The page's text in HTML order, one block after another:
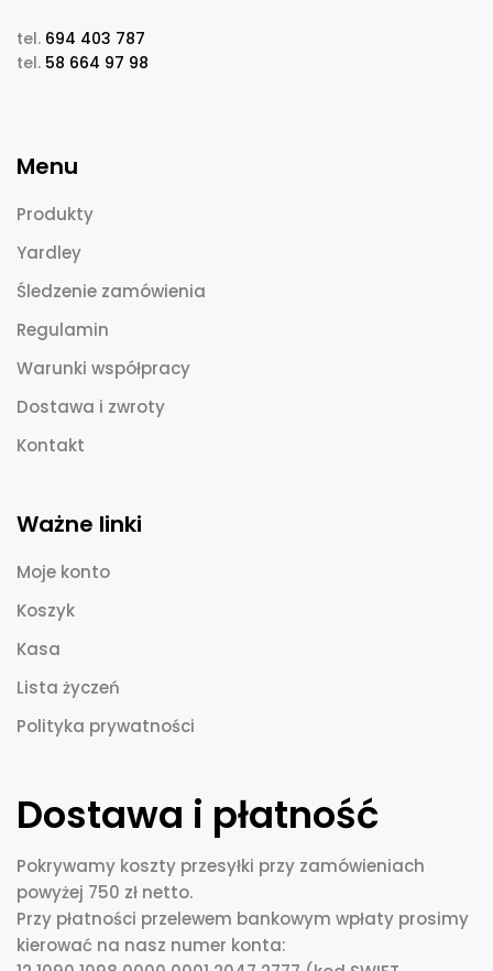
tel. 694 403 787
tel. 58 664 97 98
Menu
Produkty
Yardley
Śledzenie zamówienia
Regulamin
Warunki współpracy
Dostawa i zwroty
Kontakt
Ważne linki
Moje konto
Koszyk
Kasa
Lista życzeń
Polityka prywatności
Dostawa i płatność
Pokrywamy koszty przesyłki przy zamówieniach
powyżej 750 zł netto.
Przy płatności przelewem bankowym wpłaty prosimy
kierować na nasz numer konta: